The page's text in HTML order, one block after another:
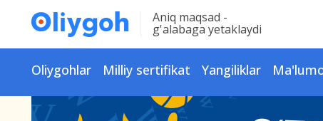
Aniq maqsad -
g'alabaga yetaklaydi
Oliygohlar Milliy sertifikat Yangiliklar